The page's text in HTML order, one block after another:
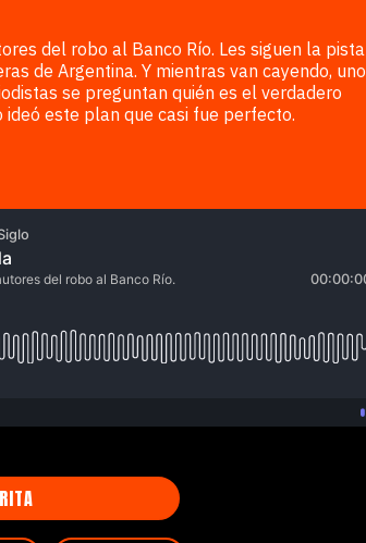
del robo al Banco Río. Les siguen la pista
de Argentina. Y mientras van cayendo, uno
se preguntan quién es el verdadero
este plan que casi fue perfecto.